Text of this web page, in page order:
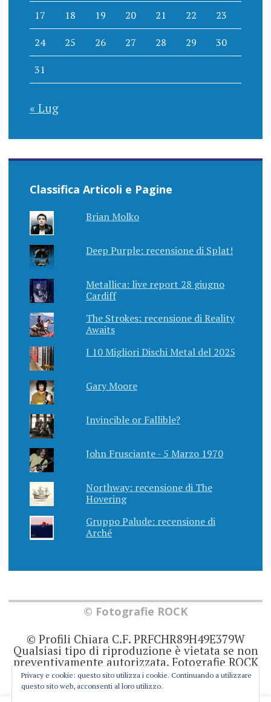
17 18 19 20 21 22 23
24 25 26 27 28 29 30
31
« Lug
Classifica Articoli e Pagine
Brian Molko
Deep Purple: recensione di Splat!
Metallica: live report 28 giugno
Cardiff
The Strokes: recensione di Reality
Awaits
I 10 Migliori Dischi Metal del 2025
Gary Moore
Invincible or Fallible?
John Frusciante - 5 Marzo 1970
Northway: recensione di The
Hovering
Gruppo Palude: recensione di
Arché
© Fotografie ROCK
© Profili Chiara C.F. PRFCHR89H49E379W
Qualsiasi tipo di riproduzione è vietata se non
preventivamente autorizzata. Fotografie ROCK
non rappresenta una testata giornalistica in
quanto viene aggiornato senza alcuna
Privacy e cookie: questo sito utilizza i cookie. Continuando a utilizzare
questo sito web, acconsenti al loro utilizzo.